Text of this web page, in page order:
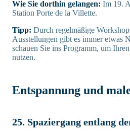
Wie Sie dorthin gelangen: Im 19.
Station Porte de la Villette.
Tipp: Durch regelmäßige
Ausstellungen gibt es immer etwas
schauen Sie ins Programm, um
nutzen.
Entspannung und
25. Spaziergang entlang